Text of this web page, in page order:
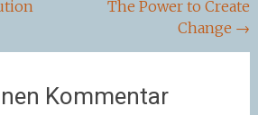
The Power to Create
Change →
Kommentar